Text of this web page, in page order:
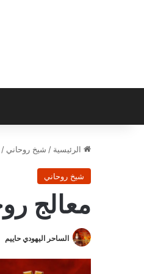
الرئيسية / شيخ روحاني /
شيخ روحاني
معالج
الساحر اليهودي حاييم